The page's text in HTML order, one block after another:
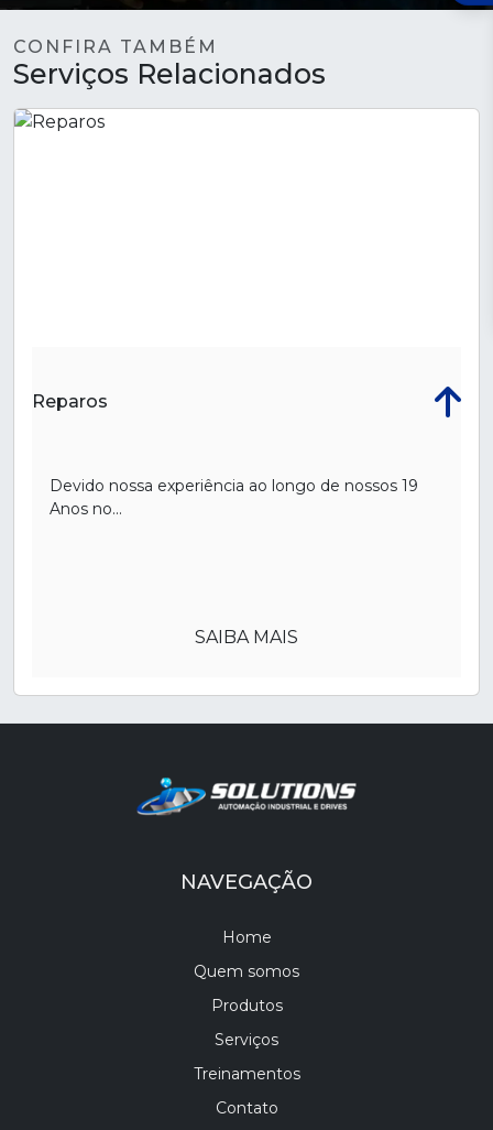
CONFIRA TAMBÉM
Serviços Relacionados
Reparos
Devido nossa experiência ao longo de nossos 19
Anos no...
SAIBA MAIS
NAVEGAÇÃO
Home
Quem somos
Produtos
Serviços
Treinamentos
Contato